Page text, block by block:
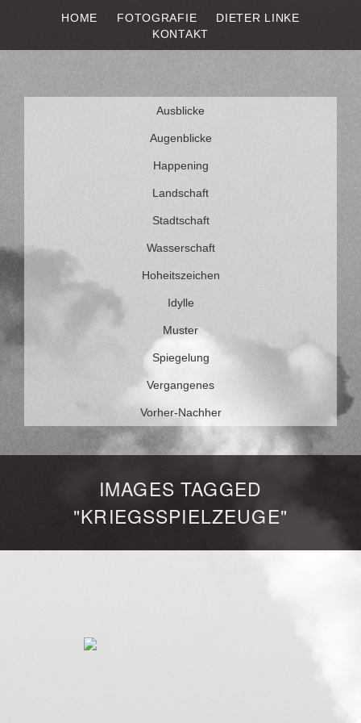
HOME FOTOGRAFIE
DIETER LINKE
KONTAKT
DIETER LINKE
Ausblicke
Augenblicke
Happening
Landschaft
Stadtschaft
Wasserschaft
Hoheitszeichen
Idylle
Muster
Spiegelung
Vergangenes
Vorher-Nachher
IMAGES TAGGED
"KRIEGSSPIELZEUGE"